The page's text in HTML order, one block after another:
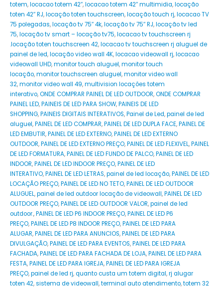
totem,locacao totem 42″,locacao totem 42″ multimidia,locação
toten 42″ RJ,locação toten touchscreen,locação touch rj,locacao TV
75 polegadas,locação tv 75″ 4k,locação tv 75″ RJ,locação tv led
75,locação tv smart – locação tv75,locacao tv touchscreen rj
.locação toten touchscreen 42,locacao tv touchscreen rj aluguel de
painel de led,locação video wall 4K,locacao videowall rj,locacao
videowall UHD,monitor touch aluguel,monitor touch
locação,monitor touchscreen aluguel,monitor video wall
32,monitor video wall 49,multivision locações totem
interativo,ONDE COMPRAR PAINEL DE LED OUTDOOR,ONDE COMPRAR
PAINEL LED,PAINEIS DE LED PARA SHOW,PAINEIS DE LED
SHOPPING,PAINEIS DIGITAIS INTERATIVOS,Painel de Led,painel de led
aluguel,PAINEL DE LED COMPRAR,PAINEL DE LED DUPLA FACE,PAINEL DE
LED EMBUTIR,PAINEL DE LED EXTERNO,PAINEL DE LED EXTERNO
OUTDOOR,PAINEL DE LED EXTERNO PREÇO,PAINEL DE LED FLEXIVEL,PAINEL
DE LED FORMATURA,PAINEL DE LED FUNDO DE PALCO,PAINEL DE LED
INDOOR,PAINEL DE LED INDOOR PREÇO,PAINEL DE LED
INTERATIVO,PAINEL DE LED LETRAS,painel de led locação,PAINEL DE LED
LOCAÇÃO PREÇO,PAINEL DE LED NO TETO,PAINEL DE LED OUTDOOR
ALUGUEL,painel de led outdoor locação de videowall,PAINEL DE LED
OUTDOOR PREÇO,PAINEL DE LED OUTDOOR VALOR,painel de led
outdoor.,PAINEL DE LED P6 INDOOR PREÇO,PAINEL DE LED P6
PREÇO,PAINEL DE LED P8 INDOOR PREÇO,PAINEL DE LED PARA
ALUGAR,PAINEL DE LED PARA ANUNCIOS,PAINEL DE LED PARA
DIVULGAÇÃO,PAINEL DE LED PARA EVENTOS,PAINEL DE LED PARA
FACHADA,PAINEL DE LED PARA FACHADA DE LOJA,PAINEL DE LED PARA
FESTA,PAINEL DE LED PARA IGREJA,PAINEL DE LED PARA IGREJA
PREÇO,painel de led rj,quanto custa um totem digital,rj alugar
toten 42,sistema de videowall,terminal auto atendimento,totem 32